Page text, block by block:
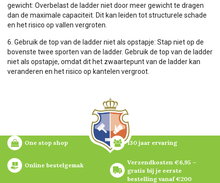
gewicht: Overbelast de ladder niet door meer gewicht te dragen
dan de maximale capaciteit. Dit kan leiden tot structurele schade
en het risico op vallen vergroten.
6. Gebruik de top van de ladder niet als opstapje: Stap niet op de
bovenste twee sporten van de ladder. Gebruik de top van de ladder
niet als opstapje, omdat dit het zwaartepunt van de ladder kan
veranderen en het risico op kantelen vergroot.
One stop shop 130 jaar ervaring
Online bestelgemak
Verzendkosten €6,95 –
gratis bij je eerste
bestelling vanaf €200